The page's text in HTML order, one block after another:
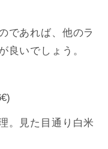
であれば、他のラ
良いでしょう。
。見た目通り白米